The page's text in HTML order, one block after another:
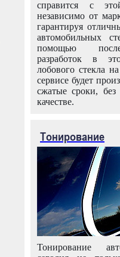
справится с
независимо от
гарантируя
автомобильных
помощью
разработок в
лобового стекла
сервисе будет
сжатые сроки,
качестве.
Тонирование
Тонирование